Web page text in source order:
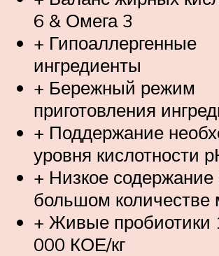
6 & Омега 3
+ Гипоаллергенные
ингредиенты
+ Бережный режим
приготовления
+ Поддержание
уровня кислотности
+ Низкое
большом количестве
+ Живые пробиотики
000 КОЕ/кг